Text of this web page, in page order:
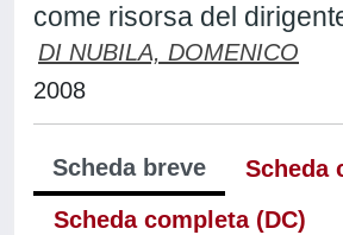
come risorsa del
DI NUBILA, DOMENICO
2008
Scheda breve
Scheda
Scheda completa (DC)